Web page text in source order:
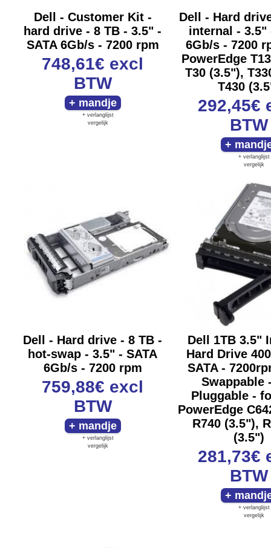
Dell - Customer Kit -
hard drive - 8 TB - 3.5" -
SATA 6Gb/s - 7200 rpm
748,61€ excl
BTW
+ verlanglijst
vergelijk
Dell - Hard
internal - 3.5"
6Gb/s - 7200
PowerEdge
T30 (3.5"),
T430
292,45€
BTW
+ verlanglijst
vergelijk
Dell - Hard drive - 8 TB -
hot-swap - 3.5" - SATA
6Gb/s - 7200 rpm
759,88€ excl
BTW
+ verlanglijst
vergelijk
Dell 1TB 3.5"
Hard Drive
SATA -
Swappable
Pluggable -
PowerEdge
R740 (3.5"),
(3.5")
281,73€
BTW
+ verlanglijst
vergelijk